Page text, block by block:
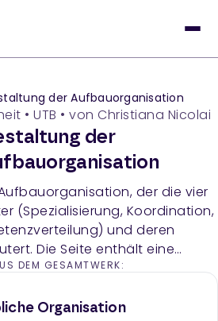
der Aufbauorganisation
• UTB • von Christiana Nicolai
der
der die vier
(Spezialisierung, Koordination,
und deren
Die Seite enthält eine
detaillierte Erklärungen der
DEM GESAMTWERK:
Organisation